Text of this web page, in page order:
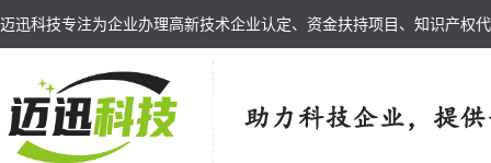
迈迅科技专注为企业办理高新技术企业认定、资金扶持项目、知识产权